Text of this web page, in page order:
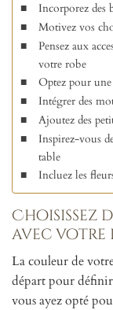
Incorporez des
Motivez vos
Pensez aux
votre robe
Optez pour
Intégrer des
Ajoutez des
Inspirez-vous
table
Incluez les
Choisissez
avec votre
La couleur de
départ pour
vous ayez opté